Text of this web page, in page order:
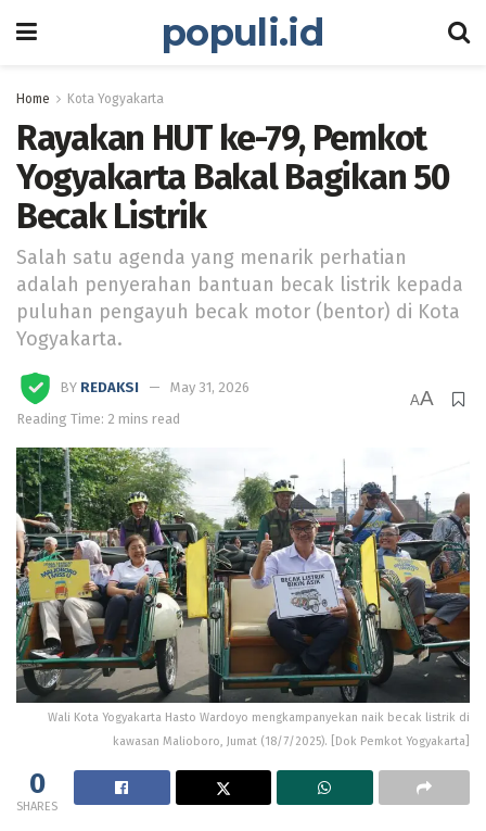
populi.id
Home Kota Yogyakarta
Rayakan HUT ke-79, Pemkot
Yogyakarta Bakal Bagikan 50
Becak Listrik
Salah satu agenda yang menarik perhatian
adalah penyerahan bantuan becak listrik kepada
puluhan pengayuh becak motor (bentor) di Kota
Yogyakarta.
BY REDAKSI
May 31, 2026
Reading Time: 2 mins read
AA
Wali Kota Yogyakarta Hasto Wardoyo mengkampanyekan naik becak listrik di
kawasan Malioboro, Jumat (18/7/2025). [Dok Pemkot Yogyakarta]
0
SHARES